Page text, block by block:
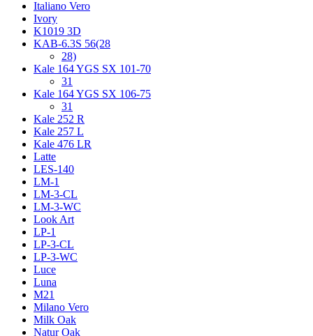
Italiano Vero
Ivory
K1019 3D
KAB-6.3S 56(28
28)
Kale 164 YGS SX 101-70
31
Kale 164 YGS SX 106-75
31
Kale 252 R
Kale 257 L
Kale 476 LR
Latte
LES-140
LM-1
LM-3-CL
LM-3-WC
Look Art
LP-1
LP-3-CL
LP-3-WC
Luce
Luna
M21
Milano Vero
Milk Oak
Natur Oak